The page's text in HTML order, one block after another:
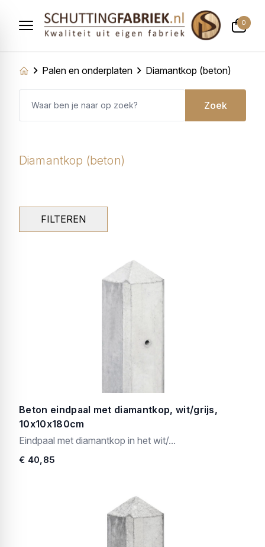
0
Palen en onderplaten Diamantkop (beton)
Zoek
Diamantkop (beton)
FILTEREN
Beton eindpaal met diamantkop, wit/grijs,
10x10x180cm
Eindpaal met diamantkop in het wit/...
€ 40,85